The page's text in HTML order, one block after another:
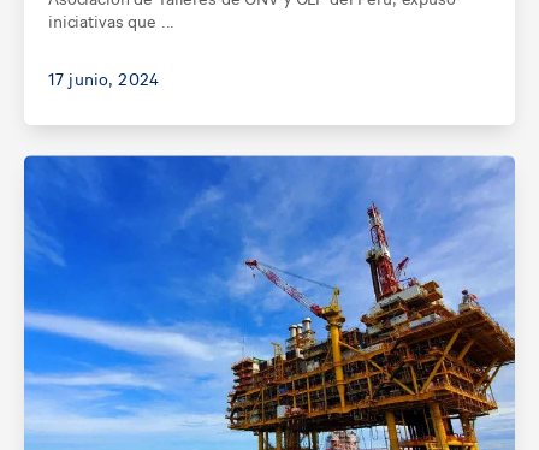
iniciativas que ...
17 junio, 2024